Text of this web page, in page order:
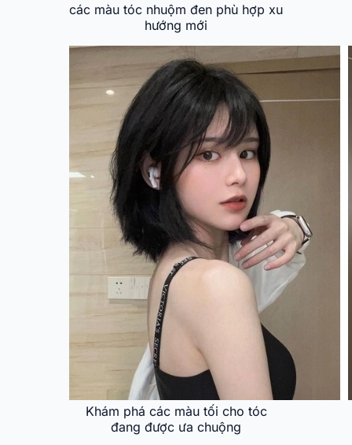
các màu tóc nhuộm đen phù hợp xu
hướng mới
Khám phá các màu tối cho tóc
đang được ưa chuộng